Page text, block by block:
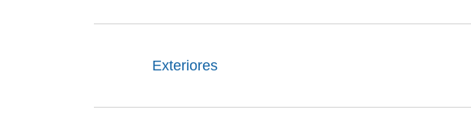
Exteriores